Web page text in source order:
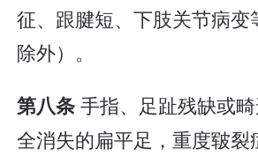
征、跟腱短、下肢关节病变
除外）。
第八条手指、足趾残缺或
全消失的扁平足，重度皲裂